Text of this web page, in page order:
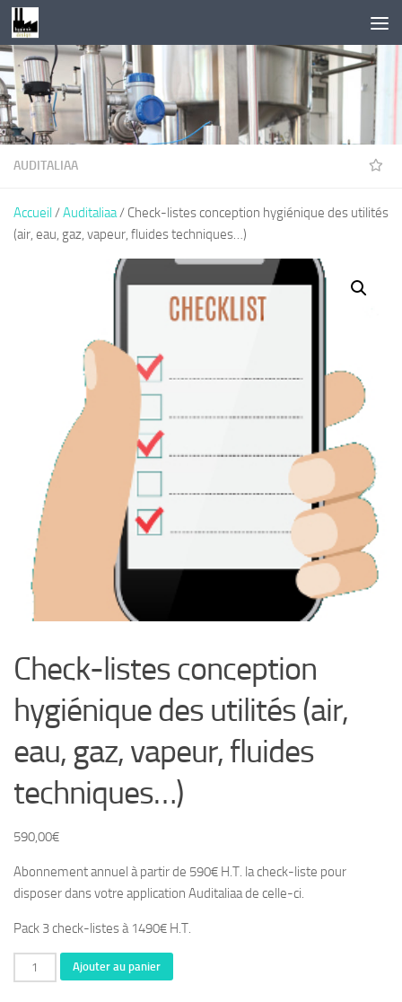
Skip to content
AUDITALIAA
Accueil/Auditaliaa/ Check-listes conception hygiénique des utilités
(air, eau, gaz, vapeur, fluides techniques…)
Check-listes conception
hygiénique des utilités (air,
eau, gaz, vapeur, fluides
techniques…)
590,00€
Abonnement annuel à partir de 590€ H.T. la check-liste pour
disposer dans votre application Auditaliaa de celle-ci.
Pack 3 check-listes à 1490€ H.T.
quantité
de
Ajouter au panier